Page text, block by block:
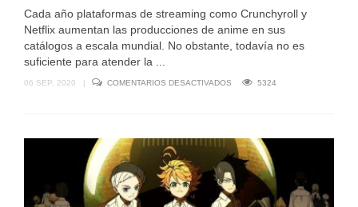
Cada año plataformas de streaming como Crunchyroll y
Netflix aumentan las producciones de anime en sus
catálogos a escala mundial. No obstante, todavía no es
suficiente para atender la ...
06 SEP, 2020 COMENTARIOS DESACTIVADOS
LLEGA
A
AMÉRICA
LATINA
5324